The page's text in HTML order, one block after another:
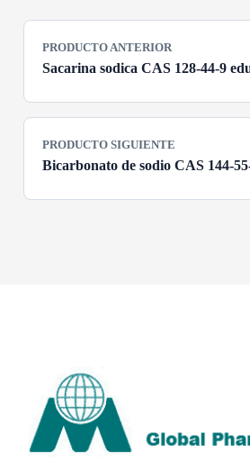
PRODUCTO ANTERIOR
Sacarina sodica CAS 128-44-9
PRODUCTO SIGUIENTE
Bicarbonato de sodio CAS 144-